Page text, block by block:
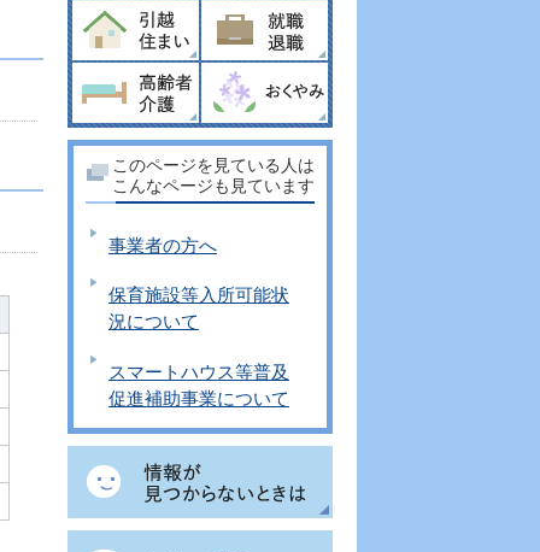
このページを見ている人は
こんなページも見ています
事業者の方へ
保育施設等入所可能状
況について
スマートハウス等普及
促進補助事業について